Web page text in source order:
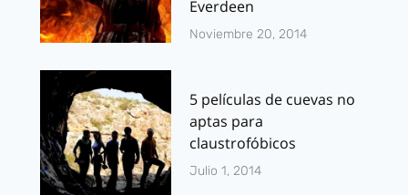
Everdeen
Noviembre 20, 2014
5 películas de cuevas no
aptas para
claustrofóbicos
Julio 1, 2014